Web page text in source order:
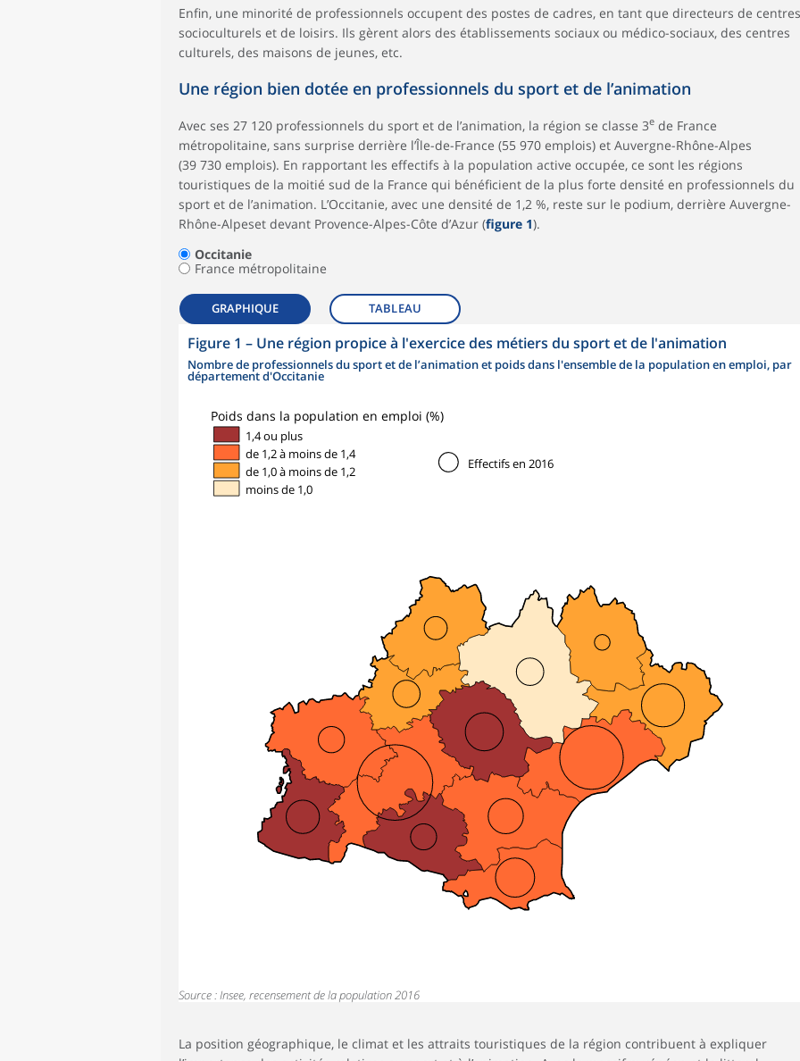
Enfin, une minorité de professionnels occupent des postes de cadres, en tant que directeurs de centres
socioculturels et de loisirs. Ils gèrent alors des établissements sociaux ou médico-sociaux, des centres
culturels, des maisons de jeunes, etc.
Une région bien dotée en professionnels du sport et de l’animation
Avec ses 27 120 professionnels du sport et de l’animation, la région se classe 3e de France
métropolitaine, sans surprise derrière l’Île-de-France (55 970 emplois) et Auvergne-Rhône-Alpes
(39 730 emplois). En rapportant les effectifs à la population active occupée, ce sont les régions
touristiques de la moitié sud de la France qui bénéficient de la plus forte densité en professionnels du
sport et de l’animation. L’Occitanie, avec une densité de 1,2 %, reste sur le podium, derrière Auvergne-
Rhône-Alpeset devant Provence-Alpes-Côte d’Azur (figure 1).
Occitanie
France métropolitaine
GRAPHIQUE TABLEAU
Figure 1 – Une région propice à l'exercice des métiers du sport et de l'animation
Nombre de professionnels du sport et de l’animation et poids dans l'ensemble de la population en emploi, par
département d'Occitanie
symboles_defaut.xml,rond
Poids dans la population en emploi (%)
Effectifs en 2016
moins de 1,0
de 1,0 à moins de 1,2
de 1,2 à moins de 1,4
1,4 ou plus
Source : Insee, recensement de la population 2016
La position géographique, le climat et les attraits touristiques de la région contribuent à expliquer